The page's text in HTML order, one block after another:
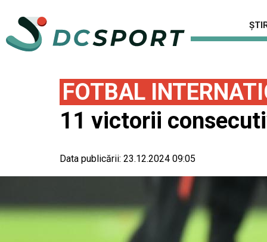
FOTBAL
11 victorii
Data publicării: 23.12.2024 09:05